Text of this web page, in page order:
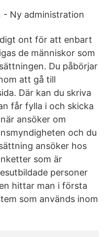
- Ny administration
ont för att enbart
de människor som
Du påbörjar
att gå till
Där kan du skriva
får fylla i och skicka
ansöker om
och du
ansöker hos
som är
personer
hittar man i första
som används inom